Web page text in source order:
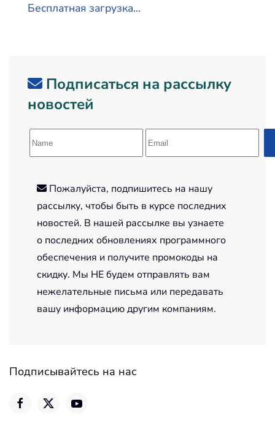
Бесплатная загрузка...
Подписаться на рассылку
новостей
Пожалуйста, подпишитесь на нашу
рассылку, чтобы быть в курсе последних
новостей. В нашей рассылке вы узнаете
о последних обновлениях программного
обеспечения и получите промокоды на
скидку. Мы НЕ будем отправлять вам
нежелательные письма или передавать
вашу информацию другим компаниям.
Подписывайтесь на нас